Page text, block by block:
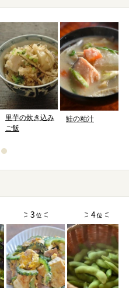
里芋の炊き込み
ご飯
鮭の粕汁